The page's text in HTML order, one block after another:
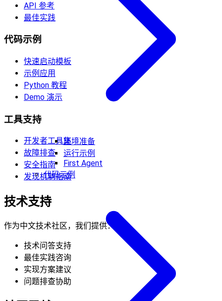
环境准备
运行示例
First Agent
代码示例
API 参考
最佳实践
代码示例
快速启动模板
示例应用
Python 教程
Demo 演示
工具支持
开发者工具集
故障排查
安全指南
发现机制指南
技术支持
作为中文技术社区，我们提供：
技术问答支持
最佳实践咨询
实现方案建议
问题排查协助